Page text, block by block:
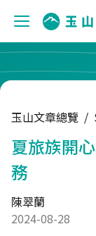
玉山文章總覽 /
夏旅族開
務
陳翠蘭
2024-08-28